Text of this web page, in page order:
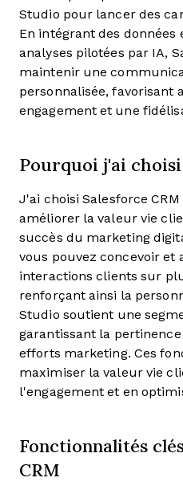
Studio pour lancer des
En intégrant des données
analyses pilotées par IA,
maintenir une
personnalisée, favorisant
engagement et une
Pourquoi j'ai
J'ai choisi Salesforce
améliorer la valeur vie
succès du marketing
vous pouvez concevoir et
interactions clients sur
renforçant ainsi la
Studio soutient une
garantissant la
efforts marketing. Ces
maximiser la valeur vie
l'engagement et en
Fonctionnalités
CRM